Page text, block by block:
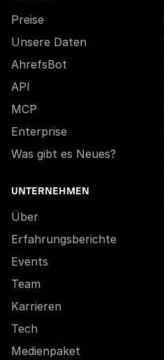
Preise
Unsere Daten
AhrefsBot
API
MCP
Enterprise
Was gibt es Neues?
UNTERNEHMEN
Über
Erfahrungsberichte
Events
Team
Karrieren
Tech
Medienpaket